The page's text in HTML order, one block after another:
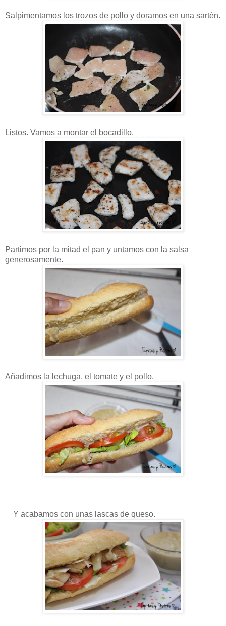
Salpimentamos los trozos de pollo y doramos en una sartén.
Listos. Vamos a montar el bocadillo.
Partimos por la mitad el pan y untamos con la salsa
generosamente.
Añadimos la lechuga, el tomate y el pollo.
Y acabamos con unas lascas de queso.